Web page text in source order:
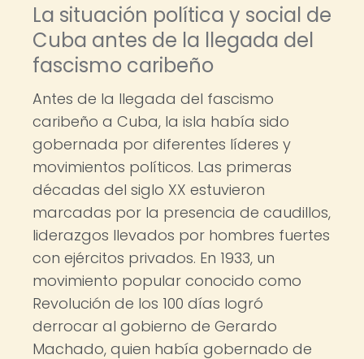
La situación política y social de
Cuba antes de la llegada del
fascismo caribeño
Antes de la llegada del fascismo
caribeño a Cuba, la isla había sido
gobernada por diferentes líderes y
movimientos políticos. Las primeras
décadas del siglo XX estuvieron
marcadas por la presencia de caudillos,
liderazgos llevados por hombres fuertes
con ejércitos privados. En 1933, un
movimiento popular conocido como
Revolución de los 100 días logró
derrocar al gobierno de Gerardo
Machado, quien había gobernado de